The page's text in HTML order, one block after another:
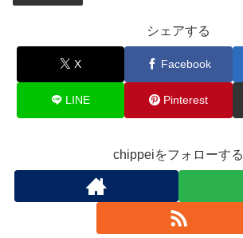
シェアする
X Facebook
LINE Pinterest
chippeiをフォローする